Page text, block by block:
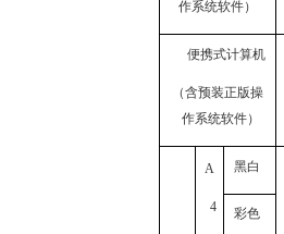
作系统软件）
便携式计算机
（含预装正版操
作系统软件）
A
4
黑白
彩色